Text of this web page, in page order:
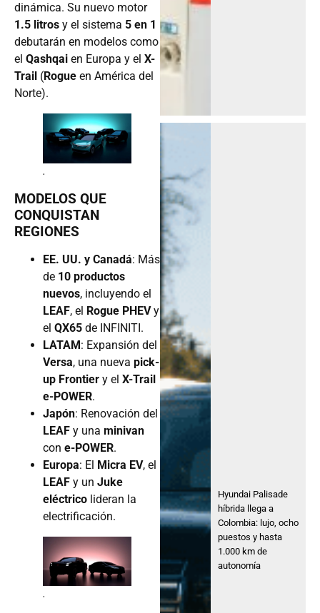
dinámica. Su nuevo motor
1.5 litros y el sistema 5 en 1
debutarán en modelos como
el Qashqai en Europa y el X-
Trail (Rogue en América del
Norte).
.
MODELOS QUE
CONQUISTAN
REGIONES
EE. UU. y Canadá: Más
de 10 productos
nuevos, incluyendo el
LEAF, el Rogue PHEVy
el QX65 de INFINITI.
LATAM: Expansión del
Versa, una nueva pick-
up Frontier y el X-Trail
e-POWER.
Japón: Renovación del
LEAF y una minivan
con e-POWER.
Europa: El Micra EV, el
LEAF y un Juke
eléctrico lideran la
electrificación.
.
Hyundai Palisade
híbrida llega a
Colombia: lujo, ocho
puestos y hasta
1.000 km de
autonomía